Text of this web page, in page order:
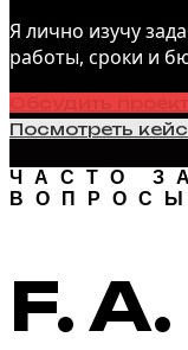
Я лично изучу
работы, сроки и
Обсудить проект
Посмотреть
ЧАСТО
ВОПРОСЫ
F.A.